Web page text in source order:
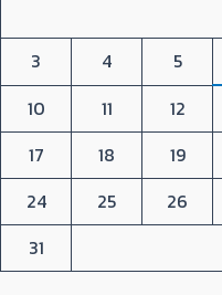
3
4 5
10
11 12
17
18 19
24
25 26
31